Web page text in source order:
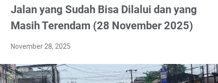
Jalan yang Sudah Bisa Dilalui dan yang
Masih Terendam (28 November 2025)
November 28, 2025